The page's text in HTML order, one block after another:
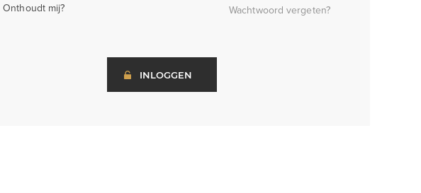
Onthoudt mij? Wachtwoord vergeten?
INLOGGEN